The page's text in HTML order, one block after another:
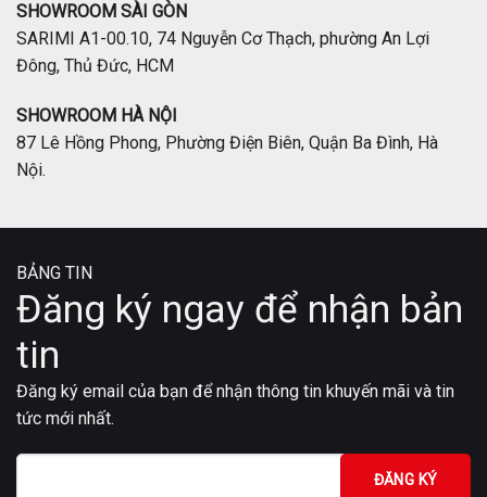
SHOWROOM SÀI GÒN
SARIMI A1-00.10, 74 Nguyễn Cơ Thạch, phường An Lợi
Đông, Thủ Đức, HCM
SHOWROOM HÀ NỘI
87 Lê Hồng Phong, Phường Điện Biên, Quận Ba Đình, Hà
Nội.
BẢNG TIN
Đăng ký ngay để nhận bản
tin
Đăng ký email của bạn để nhận thông tin khuyến mãi và tin
tức mới nhất.